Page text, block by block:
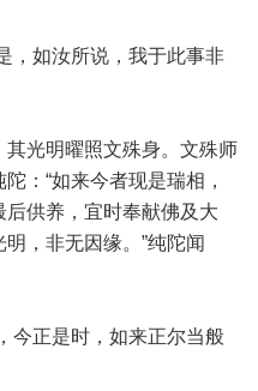
，如汝所说，我于此事非
光明曜照文殊身。文殊师
：“如来今者现是瑞相，
供养，宜时奉献佛及大
，非无因缘。”纯陀闻
今正是时，如来正尔当般